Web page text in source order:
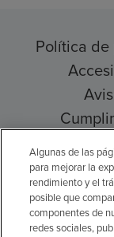
Política
© 2026
Algunas de las
para mejorar la
rendimiento y el
posible que
componentes de
redes sociales,